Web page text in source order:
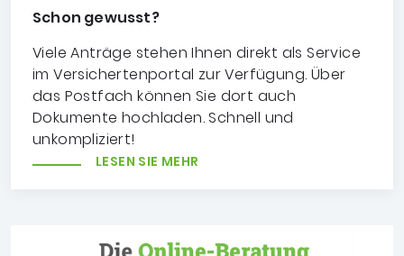
Schon gewusst?
Viele Anträge stehen Ihnen direkt als Service
im Versichertenportal zur Verfügung. Über
das Postfach können Sie dort auch
Dokumente hochladen. Schnell und
unkompliziert!
LESEN SIE MEHR